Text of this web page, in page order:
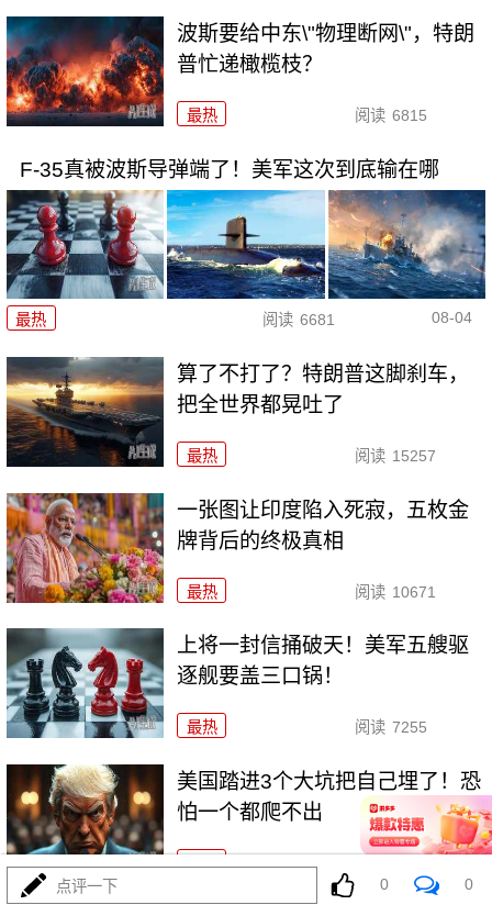
波斯要给中东\"物理断网\"，特朗
普忙递橄榄枝？
最热 阅读 6815
F-35真被波斯导弹端了！美军这次到底输在哪
最热 阅读 6681 08-04
算了不打了？特朗普这脚刹车，
把全世界都晃吐了
最热 阅读 15257
一张图让印度陷入死寂，五枚金
牌背后的终极真相
最热 阅读 10671
上将一封信捅破天！美军五艘驱
逐舰要盖三口锅！
最热 阅读 7255
美国踏进3个大坑把自己埋了！恐
怕一个都爬不出
最热
点评一下 0 0